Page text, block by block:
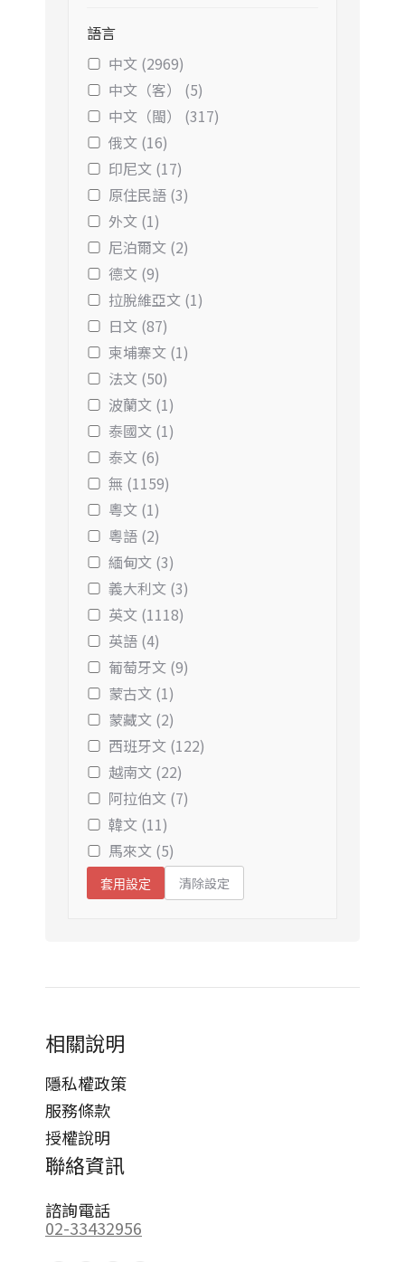
語言
中文 (2969)
中文（客） (5)
中文（閩） (317)
俄文 (16)
印尼文 (17)
原住民語 (3)
外文 (1)
尼泊爾文 (2)
德文 (9)
拉脫維亞文 (1)
日文 (87)
柬埔寨文 (1)
法文 (50)
波蘭文 (1)
泰國文 (1)
泰文 (6)
無 (1159)
粵文 (1)
粵語 (2)
緬甸文 (3)
義大利文 (3)
英文 (1118)
英語 (4)
葡萄牙文 (9)
蒙古文 (1)
蒙藏文 (2)
西班牙文 (122)
越南文 (22)
阿拉伯文 (7)
韓文 (11)
馬來文 (5)
套用設定 清除設定
相關說明
隱私權政策
服務條款
授權說明
聯絡資訊
諮詢電話
02-33432956